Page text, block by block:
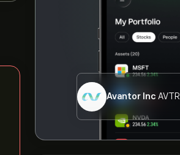
Avantor Inc AVTR